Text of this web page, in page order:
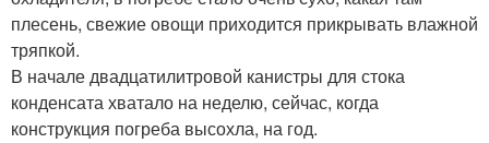
плесень, свежие овощи приходится прикрывать влажной
тряпкой.
В начале двадцатилитровой канистры для стока
конденсата хватало на неделю, сейчас, когда
конструкция погреба высохла, на год.